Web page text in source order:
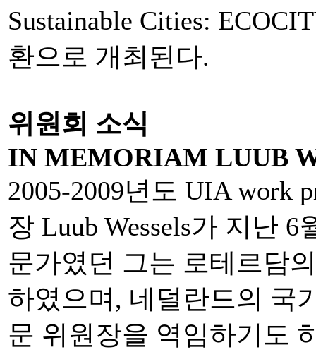
Sustainable Cities:
환으로 개최된다.
위원회 소식
IN MEMORIAM LUUB
2005-2009년도 UIA work
장 Luub Wessels가 지난
문가였던 그는 로테르담
하였으며, 네덜란드의 국
문 위원장을 역임하기도